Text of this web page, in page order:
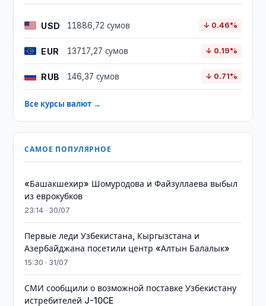
USD 11886,72 сумов ↓ 0.46%
EUR 13717,27 сумов ↓ 0.19%
RUB 146,37 сумов ↓ 0.71%
Все курсы валют →
САМОЕ ПОПУЛЯРНОЕ
«Башакшехир» Шомуродова и Файзуллаева выбыл
из еврокубков
23:14 · 30/07
Первые леди Узбекистана, Кыргызстана и
Азербайджана посетили центр «Алтын Балалык»
15:30 · 31/07
СМИ сообщили о возможной поставке Узбекистану
истребителей J-10CE